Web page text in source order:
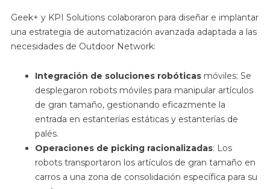
Geek+ y KPI Solutions colaboraron para diseñar e implantar
una estrategia de automatización avanzada adaptada a las
necesidades de Outdoor Network:
Integración de soluciones robóticas móviles: Se
desplegaron robots móviles para manipular artículos
de gran tamaño, gestionando eficazmente la
entrada en estanterías estáticas y estanterías de
palés.
Operaciones de picking racionalizadas: Los
robots transportaron los artículos de gran tamaño en
carros a una zona de consolidación específica para su